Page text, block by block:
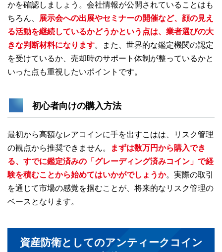
かを確認しましょう。会社情報が公開されていることはも
ちろん、
展示会への出展やセミナーの開催など、顔の見え
る活動を継続しているかどうかという点は、業者選びの大
きな判断材料になります。また、世界的な鑑定機関の認定
を受けているか、売却時のサポート体制が整っているかと
いった点も重視したいポイントです。
初心者向けの購入方法
最初から高額なレアコインに手を出すこはは、リスク管理
の観点から推奨できません。
まずは数万円から購入でき
る、すでに鑑定済みの「グレーディング済みコイン」で経
験を積むことから始めてはいかがでしょうか。実際の取引
を通じて市場の感覚を掴むことが、将来的なリスク管理の
ベースとなります。
資産防衛としてのアンティークコイン